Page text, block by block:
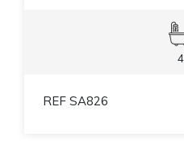
4
REF SA826